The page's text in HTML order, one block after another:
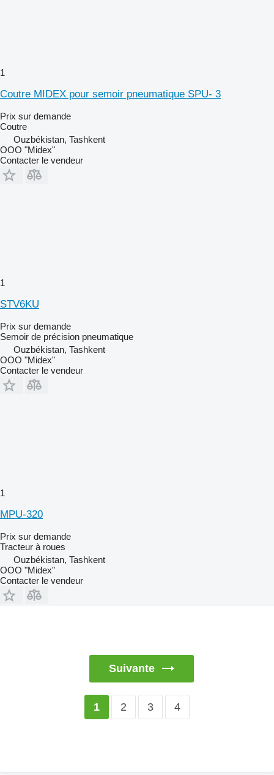
1
Coutre MIDEX pour semoir pneumatique SPU- 3
Prix sur demande
Coutre
Ouzbékistan, Tashkent
OOO "Midex"
Contacter le vendeur
1
STV6KU
Prix sur demande
Semoir de précision pneumatique
Ouzbékistan, Tashkent
OOO "Midex"
Contacter le vendeur
1
MPU-320
Prix sur demande
Tracteur à roues
Ouzbékistan, Tashkent
OOO "Midex"
Contacter le vendeur
Suivante
1 2 3 4